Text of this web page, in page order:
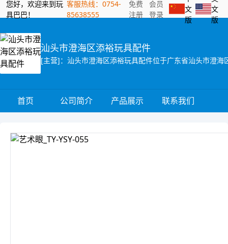
您好，欢迎来到玩
具巴巴！
客服热线：0754-
85638555
免费
注册
会员
登录
文
版
文
版
汕头市澄海区添裕玩具配件
首页 公司简介 产品展示 联系我们